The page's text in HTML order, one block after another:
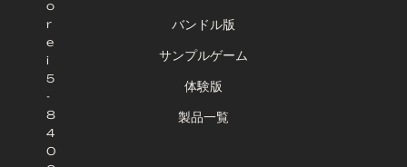
o
r
e
i
5
-
8
4
0
バンドル版
サンプルゲーム
体験版
製品一覧